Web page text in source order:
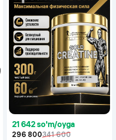
21 642 so'm/oyga
296 800341 600